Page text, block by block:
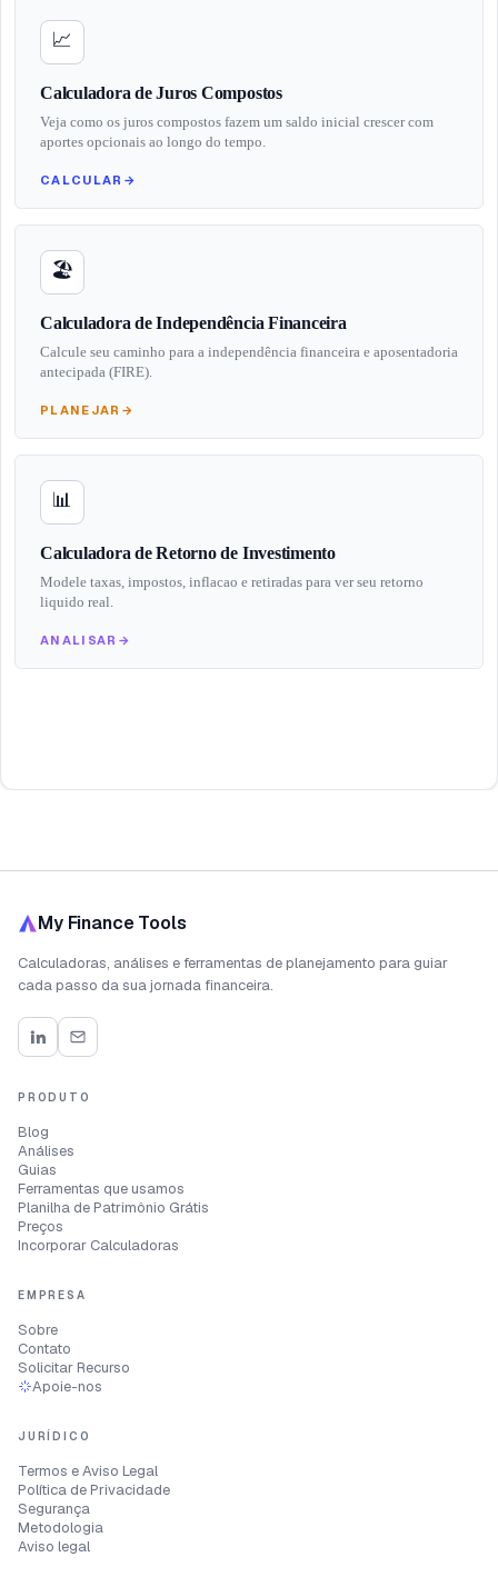
📈
Calculadora de Juros Compostos
Veja como os juros compostos fazem um saldo inicial crescer com
aportes opcionais ao longo do tempo.
CALCULAR →
🏖️
Calculadora de Independência Financeira
Calcule seu caminho para a independência financeira e aposentadoria
antecipada (FIRE).
PLANEJAR →
📊
Calculadora de Retorno de Investimento
Modele taxas, impostos, inflacao e retiradas para ver seu retorno
liquido real.
ANALISAR →
My Finance Tools
Calculadoras, análises e ferramentas de planejamento para guiar
cada passo da sua jornada financeira.
PRODUTO
Blog
Análises
Guias
Ferramentas que usamos
Planilha de Patrimônio Grátis
Preços
Incorporar Calculadoras
EMPRESA
Sobre
Contato
Solicitar Recurso
Apoie-nos
JURÍDICO
Termos e Aviso Legal
Política de Privacidade
Segurança
Metodologia
Aviso legal